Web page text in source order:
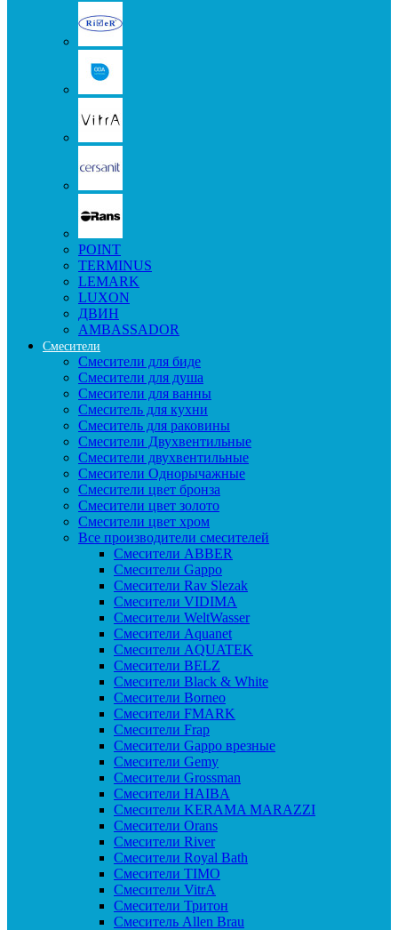
POINT
TERMINUS
LEMARK
LUXON
ДВИН
AMBASSADOR
Смесители
Смесители для биде
Смесители для душа
Смесители для ванны
Смеситель для кухни
Смеситель для раковины
Смесители Двухвентильные
Смесители двухвентильные
Смесители Однорычажные
Смесители цвет бронза
Смесители цвет золото
Смесители цвет хром
Все производители смесителей
Cмесители ABBER
Cмесители Gappo
Cмесители Rav Slezak
Cмесители VIDIMA
Cмесители WeltWasser
Смесители Aquanet
Смесители AQUATEK
Смесители BELZ
Смесители Black & White
Смесители Borneo
Смесители FMARK
Смесители Frap
Смесители Gappo врезные
Смесители Gemy
Смесители Grossman
Смесители HAIBA
Смесители KERAMA MARAZZI
Смесители Orans
Смесители River
Смесители Royal Bath
Смесители TIMO
Смесители VitrA
Смесители Тритон
Смеситель Allen Brau